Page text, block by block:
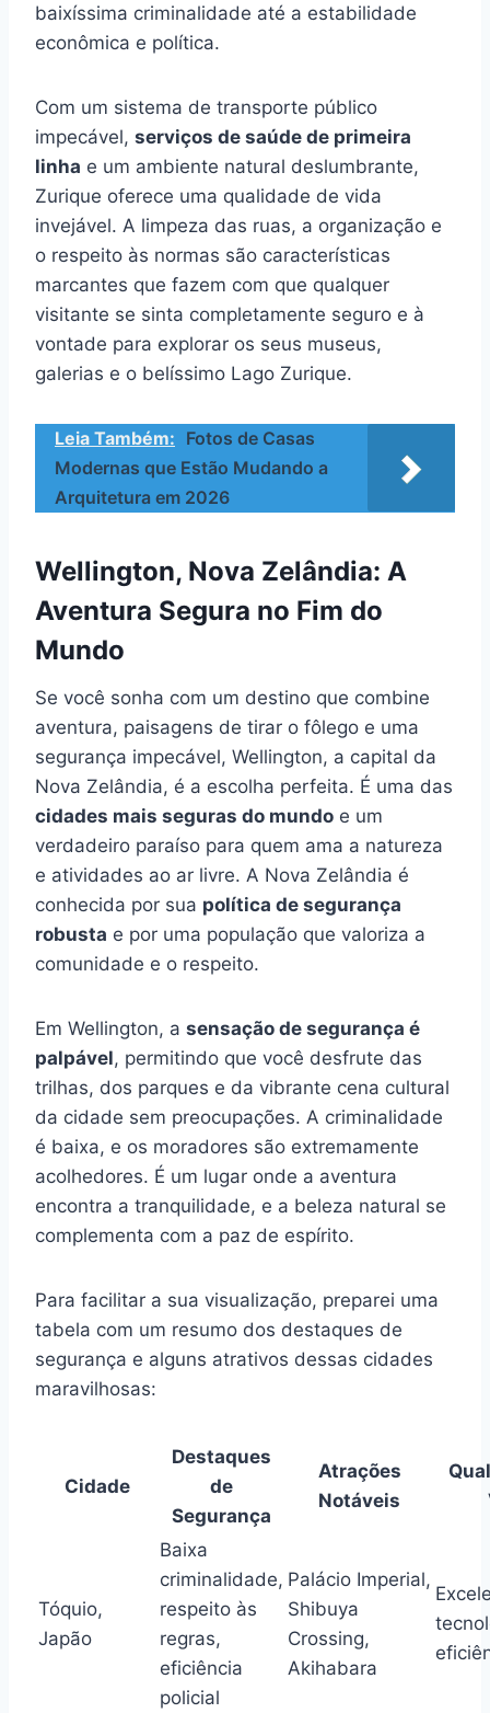
baixíssima criminalidade até a estabilidade
econômica e política.
Com um sistema de transporte público
impecável, serviços de saúde de primeira
linha e um ambiente natural deslumbrante,
Zurique oferece uma qualidade de vida
invejável. A limpeza das ruas, a organização e
o respeito às normas são características
marcantes que fazem com que qualquer
visitante se sinta completamente seguro e à
vontade para explorar os seus museus,
galerias e o belíssimo Lago Zurique.
Leia Também: Fotos de Casas
Modernas que Estão Mudando a
Arquitetura em 2026
Wellington, Nova Zelândia: A
Aventura Segura no Fim do
Mundo
Se você sonha com um destino que combine
aventura, paisagens de tirar o fôlego e uma
segurança impecável, Wellington, a capital da
Nova Zelândia, é a escolha perfeita. É uma das
cidades mais seguras do mundo e um
verdadeiro paraíso para quem ama a natureza
e atividades ao ar livre. A Nova Zelândia é
conhecida por sua política de segurança
robusta e por uma população que valoriza a
comunidade e o respeito.
Em Wellington, a sensação de segurança é
palpável, permitindo que você desfrute das
trilhas, dos parques e da vibrante cena cultural
da cidade sem preocupações. A criminalidade
é baixa, e os moradores são extremamente
acolhedores. É um lugar onde a aventura
encontra a tranquilidade, e a beleza natural se
complementa com a paz de espírito.
Para facilitar a sua visualização, preparei uma
tabela com um resumo dos destaques de
segurança e alguns atrativos dessas cidades
maravilhosas:
Cidade
Destaques
de
Segurança
Atrações
Notáveis
Tóquio,
Japão
Baixa
criminalidade,
respeito às
regras,
eficiência
policial
Palácio Imperial,
Shibuya
Crossing,
Akihabara